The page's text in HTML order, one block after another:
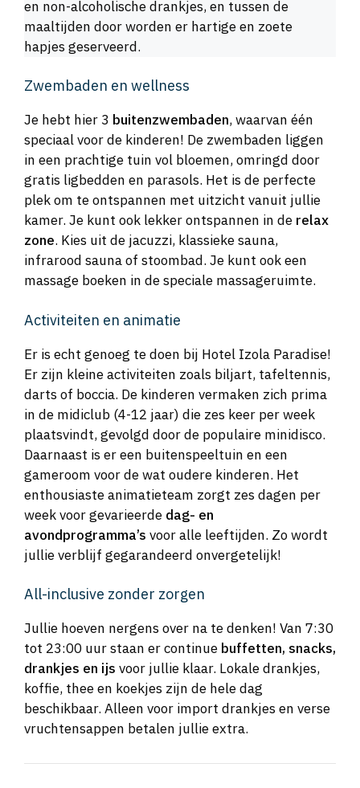
en non-alcoholische drankjes, en tussen de
maaltijden door worden er hartige en zoete
hapjes geserveerd.
Zwembaden en wellness
Je hebt hier 3 buitenzwembaden, waarvan één
speciaal voor de kinderen! De zwembaden liggen
in een prachtige tuin vol bloemen, omringd door
gratis ligbedden en parasols. Het is de perfecte
plek om te ontspannen met uitzicht vanuit jullie
kamer. Je kunt ook lekker ontspannen in de relax
zone. Kies uit de jacuzzi, klassieke sauna,
infrarood sauna of stoombad. Je kunt ook een
massage boeken in de speciale massageruimte.
Activiteiten en animatie
Er is echt genoeg te doen bij Hotel Izola Paradise!
Er zijn kleine activiteiten zoals biljart, tafeltennis,
darts of boccia. De kinderen vermaken zich prima
in de midiclub (4-12 jaar) die zes keer per week
plaatsvindt, gevolgd door de populaire minidisco.
Daarnaast is er een buitenspeeltuin en een
gameroom voor de wat oudere kinderen. Het
enthousiaste animatieteam zorgt zes dagen per
week voor gevarieerde dag- en
avondprogramma’s voor alle leeftijden. Zo wordt
jullie verblijf gegarandeerd onvergetelijk!
All-inclusive zonder zorgen
Jullie hoeven nergens over na te denken! Van 7:30
tot 23:00 uur staan er continue buffetten, snacks,
drankjes en ijs voor jullie klaar. Lokale drankjes,
koffie, thee en koekjes zijn de hele dag
beschikbaar. Alleen voor import drankjes en verse
vruchtensappen betalen jullie extra.